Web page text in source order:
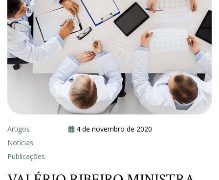
Artigos
Notícias
Publicações
4 de novembro de 2020